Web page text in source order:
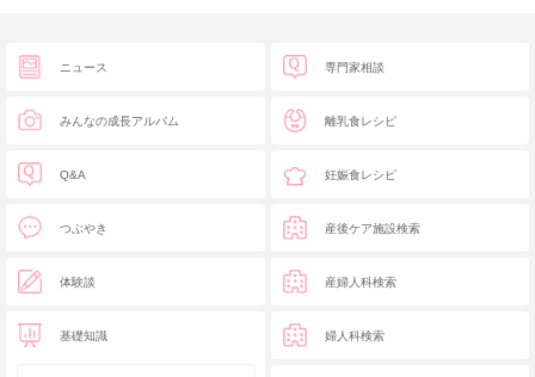
ニュース
みんなの成長アルバム
Q&A
つぶやき
体験談
基礎知識
専門家相談
離乳食レシピ
妊娠食レシピ
産後ケア施設検索
産婦人科検索
婦人科検索